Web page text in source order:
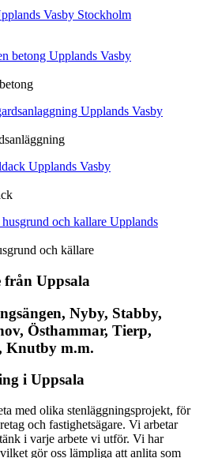
och källare
från Uppsala
Nyby, Stabby,
Östhammar, Tierp,
Knutby m.m.
i Uppsala
med olika stenläggningsprojekt, för
och fastighetsägare. Vi arbetar
i varje arbete vi utför. Vi har
gör oss lämpliga att anlita som